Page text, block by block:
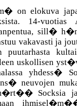
on elokuva
14-
sill�
vakavasti ja
puutarhasta
uskollisen
yhdess�
neuvojen
Socksia